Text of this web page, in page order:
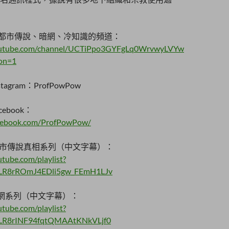
市傳說、暗網、冷知識的頻道：
channel/UCTiPpo3GYFgLq0WrvwyLVYw
：ProfPowPow
：
ProfPowPow/
傳說真相系列（中文字幕）：
playlist?
系列（中文字幕）：
playlist?